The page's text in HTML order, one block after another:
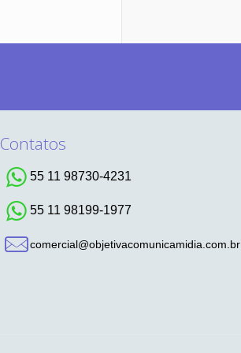
Contatos
55 11 98730-4231
55 11 98199-1977
comercial@objetivacomunicamidia.com.br